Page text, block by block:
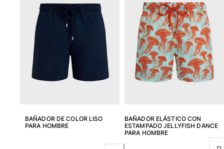
Camisetas
Colección loungewear
Yachting collection
Ver todo Niño
BAÑADOR DE COLOR LISO
PARA HOMBRE
BAÑADOR ELÁSTICO CON
ESTAMPADO JELLYFISH DANCE
PARA HOMBRE